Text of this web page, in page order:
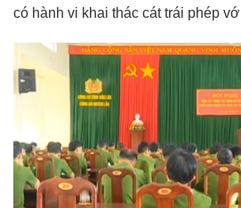
có hành vi khai thác cát trái phép